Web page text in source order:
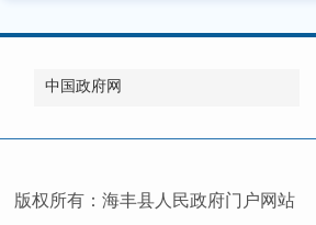
中国政府网
版权所有：海丰县人民政府门户网站